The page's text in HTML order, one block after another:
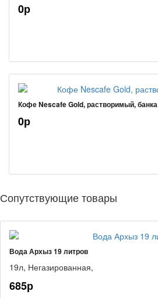
0р
Кофе Nescafe Gold, растворимый, банка
0р
Сопутствующие товары
Вода Архыз 19 литров
19л, Негазированная,
685р